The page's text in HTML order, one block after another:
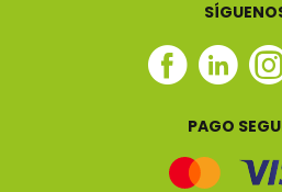
PAGO